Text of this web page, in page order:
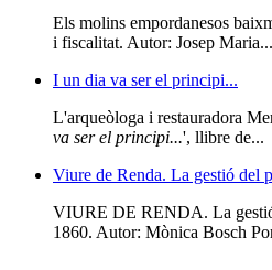
Els molins empordanesos
i fiscalitat. Autor: Josep Maria...
I un dia va ser el principi...
L'arqueòloga i restauradora
va ser el principi...', llibre de...
Viure de Renda. La gestió del
VIURE DE RENDA. La
1860. Autor: Mònica Bosch